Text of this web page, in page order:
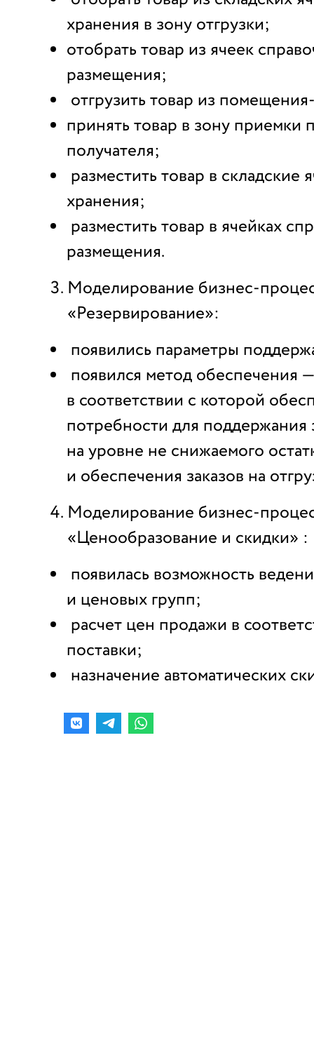
хранения в зону отгрузки;
отобрать товар из ячеек
размещения;
отгрузить товар из
принять товар в зону
получателя;
разместить товар в складские
хранения;
разместить товар в ячейках
размещения.
Моделирование бизнес-
«Резервирование»:
появились параметры
появился метод обеспечения
в соответствии с которой
потребности для поддержания
на уровне не снижаемого
и обеспечения заказов на
Моделирование бизнес-
«Ценообразование и скидки» :
появилась возможность
и ценовых групп;
расчет цен продажи в
поставки;
назначение автоматических